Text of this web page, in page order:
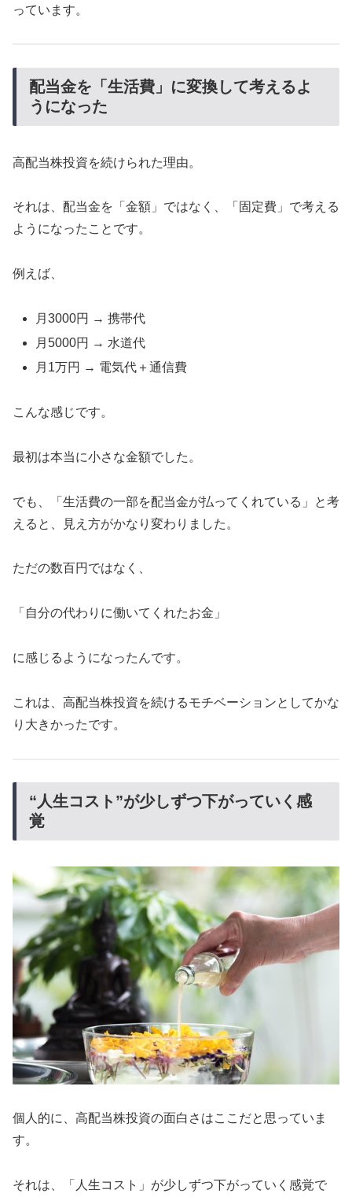
っています。
配当金を「生活費」に変換して考えるよ
うになった
高配当株投資を続けられた理由。
それは、配当金を「金額」ではなく、「固定費」で考える
ようになったことです。
例えば、
月3000円 → 携帯代
月5000円 → 水道代
月1万円 → 電気代＋通信費
こんな感じです。
最初は本当に小さな金額でした。
でも、「生活費の一部を配当金が払ってくれている」と考
えると、見え方がかなり変わりました。
ただの数百円ではなく、
「自分の代わりに働いてくれたお金」
に感じるようになったんです。
これは、高配当株投資を続けるモチベーションとしてかな
り大きかったです。
“人生コスト”が少しずつ下がっていく感
覚
個人的に、高配当株投資の面白さはここだと思っていま
す。
それは、「人生コスト」が少しずつ下がっていく感覚で